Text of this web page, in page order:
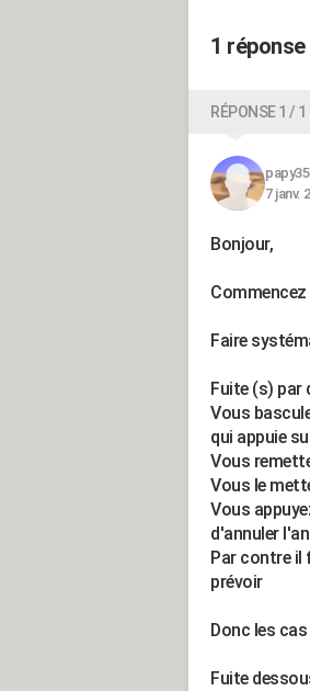
1 réponse
RÉPONSE 1 / 1
papy35
7 janv.
Bonjour,
Faire
Fuite (s) par
Vous
qui appuie
Vous
Vous le
Vous
d'annuler
Par contre il
prévoir
Donc les
Fuite